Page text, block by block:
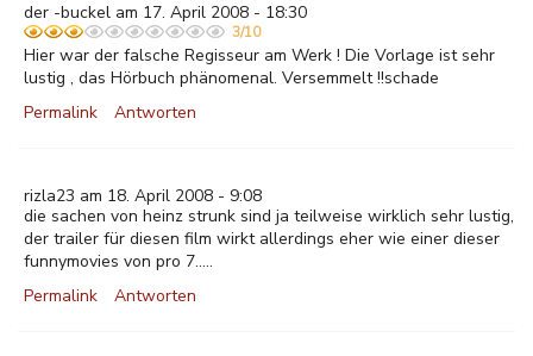
der -buckel am 17. April 2008 - 18:30
3/10
Hier war der falsche Regisseur am Werk ! Die Vorlage ist sehr
lustig , das Hörbuch phänomenal. Versemmelt !!schade
Permalink
Antworten
rizla23 am 18. April 2008 - 9:08
die sachen von heinz strunk sind ja teilweise wirklich sehr lustig,
der trailer für diesen film wirkt allerdings eher wie einer dieser
funnymovies von pro 7.....
Permalink
Antworten